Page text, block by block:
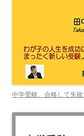
中学受験、合格して失